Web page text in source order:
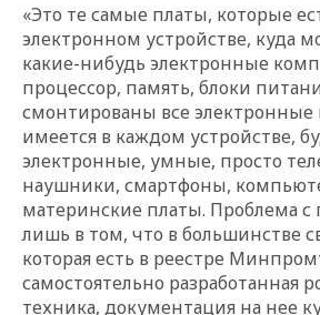
«Это те самые платы, которые
электронном устройстве, куда
какие-нибудь электронные
процессор, память, блоки
смонтированы все
имеется в каждом устройстве,
электронные, умные, просто
наушники, смартфоны,
материнские платы. Проблема с
лишь в том, что в большинстве
которая есть в реестре
самостоятельно разработанная
техника, документация на нее